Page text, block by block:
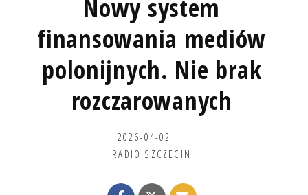
Nowy system
finansowania mediów
polonijnych. Nie brak
rozczarowanych
2026-04-02
RADIO SZCZECIN